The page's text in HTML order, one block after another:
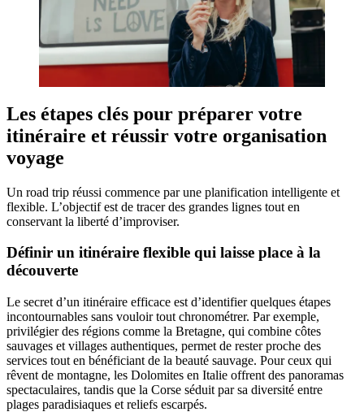
Les étapes clés pour préparer votre
itinéraire et réussir votre organisation
voyage
Un road trip réussi commence par une planification intelligente et
flexible. L’objectif est de tracer des grandes lignes tout en
conservant la liberté d’improviser.
Définir un itinéraire flexible qui laisse place à la
découverte
Le secret d’un itinéraire efficace est d’identifier quelques étapes
incontournables sans vouloir tout chronométrer. Par exemple,
privilégier des régions comme la Bretagne, qui combine côtes
sauvages et villages authentiques, permet de rester proche des
services tout en bénéficiant de la beauté sauvage. Pour ceux qui
rêvent de montagne, les Dolomites en Italie offrent des panoramas
spectaculaires, tandis que la Corse séduit par sa diversité entre
plages paradisiaques et reliefs escarpés.